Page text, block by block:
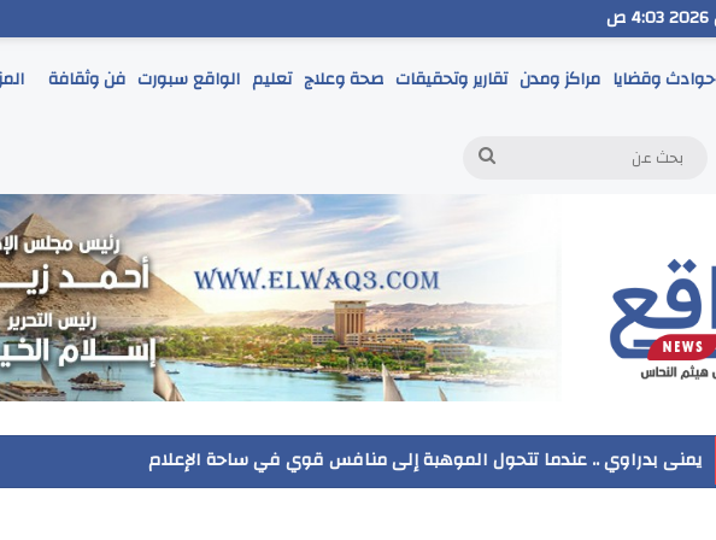
حوادث وقضايا مراكز ومدن تقارير وتحقيقات صحة وعلاج تعليم الواقع سبورت فن وثقافة
إضافة عمود جانبي
مدير تعليم البحر الاحمر يتابع انطلاق امتحانات الشهادة الإعدادية ويؤكد: الانضباط